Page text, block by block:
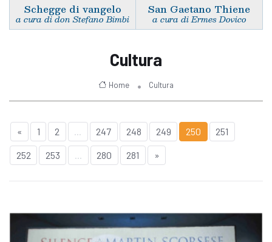
Schegge di vangelo
a cura di don Stefano Bimbi
San Gaetano Thiene
a cura di Ermes Dovico
Cultura
Home Cultura
« 1 2 247 248 249 250 251
252 253 ... 280 281 »